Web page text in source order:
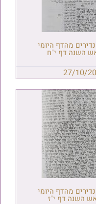
מהדף היומי
השנה דף י"ח
27/10/
מהדף היומי
השנה דף י"ז